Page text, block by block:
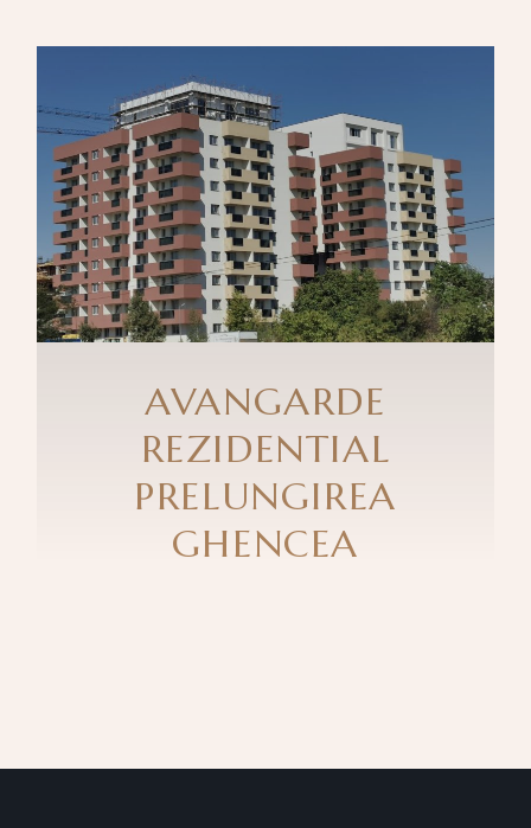
AVANGARDE
REZIDENTIAL
PRELUNGIREA
GHENCEA